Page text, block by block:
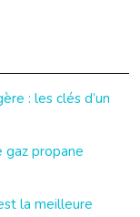
: les clés d’un
gaz propane
la meilleure